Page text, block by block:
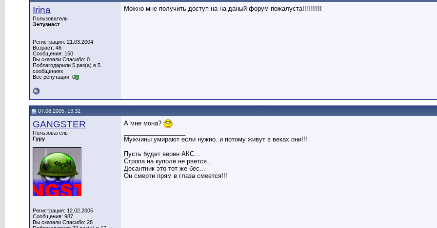
Irina
Пользователь
Энтузиаст
Регистрация: 21.03.2004
Возраст: 46
Сообщения: 150
Вы сказали Спасибо: 0
Поблагодарили 5 раз(а) в 5
сообщениях
Вес репутации: 0
Можно мне получить доступ на на даный форум пожалуста!!!!!!!!!!
07.08.2005, 13:32
GANGSTER
Пользователь
Гуру
Регистрация: 12.02.2005
Сообщения: 987
Вы сказали Спасибо: 28
А мне мона?
Мужчины умирают если нужно..и потому живут в веках они!!!
Пусть будет верен АКС...
Стропа на куполе не рвется...
Десантник это тот же бес...
Он смерти прям в глаза смеется!!!